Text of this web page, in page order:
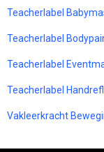
Teacherlabel
Teacherlabel
Teacherlabel
Teacherlabel
Vakleerkracht